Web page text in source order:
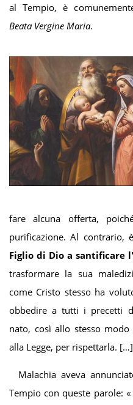
al Tempio, è
Beata Vergine Maria.
fare alcuna offerta,
purificazione. Al contrario,
Figlio di Dio a santificare
trasformare la sua
come Cristo stesso ha
obbedire a tutti i precetti
nato, così allo stesso
alla Legge, per rispettarla. […]
Malachia aveva
Tempio con queste parole: «